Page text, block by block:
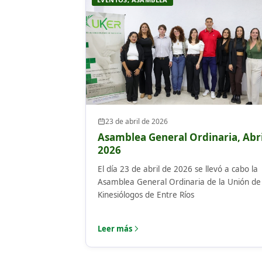
23 de abril de 2026
Asamblea General Ordinaria,
2026
El día 23 de abril de 2026 se llevó a cabo la
Asamblea General Ordinaria de la Unión de
Kinesiólogos de Entre Ríos
Leer más